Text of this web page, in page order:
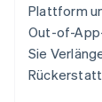
Plattform
Out-of-
Sie